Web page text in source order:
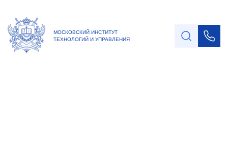
МОСКОВСКИЙ ИНСТИТУТ
ТЕХНОЛОГИЙ И УПРАВЛЕНИЯ